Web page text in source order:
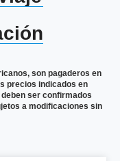
son pagaderos en
precios indicados en
ser confirmados
a modificaciones sin